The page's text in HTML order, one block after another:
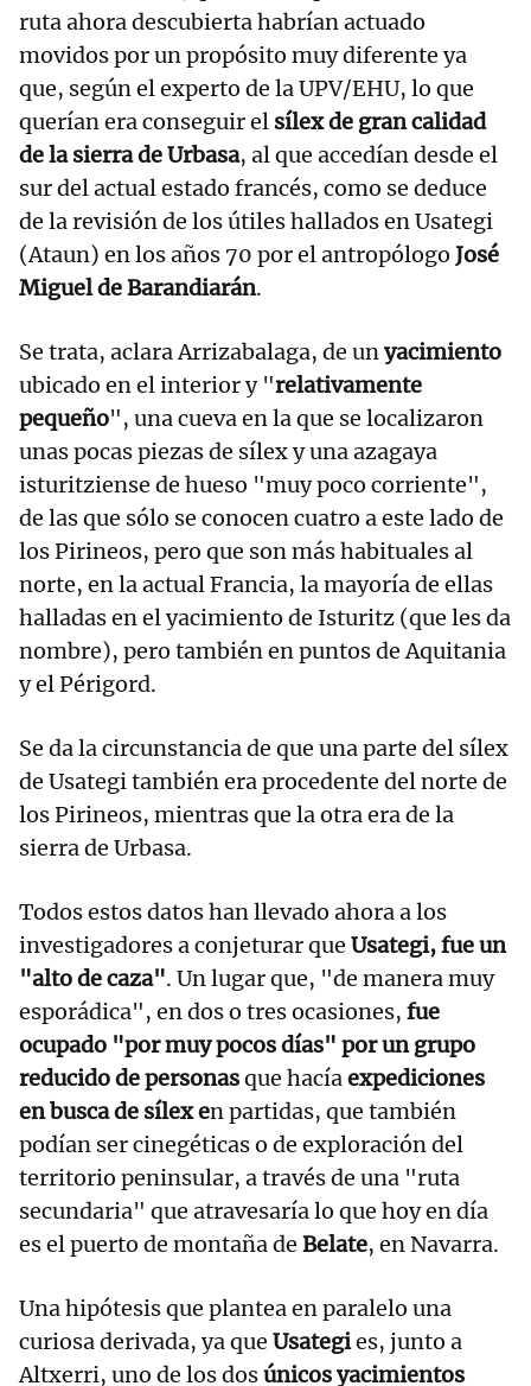
ruta ahora descubierta habrían actuado
movidos por un propósito muy diferente ya
que, según el experto de la UPV/EHU, lo que
querían era conseguir el sílex de gran calidad
de la sierra de Urbasa, al que accedían desde el
sur del actual estado francés, como se deduce
de la revisión de los útiles hallados en Usategi
(Ataun) en los años 70 por el antropólogo José
Miguel de Barandiarán.
Se trata, aclara Arrizabalaga, de unyacimiento
ubicado en el interior y "relativamente
pequeño", una cueva en la que se localizaron
unas pocas piezas de sílex y una azagaya
isturitziense de hueso "muy poco corriente",
de las que sólo se conocen cuatro a este lado de
los Pirineos, pero que son más habituales al
norte, en la actual Francia, la mayoría de ellas
halladas en el yacimiento de Isturitz (que les da
nombre), pero también en puntos de Aquitania
y el Périgord.
Se da la circunstancia de que una parte del sílex
de Usategi también era procedente del norte de
los Pirineos, mientras que la otra era de la
sierra de Urbasa.
Todos estos datos han llevado ahora a los
investigadores a conjeturar que Usategi, fue un
"alto de caza". Un lugar que, "de manera muy
esporádica", en dos o tres ocasiones, fue
ocupado "por muy pocos días" por un grupo
reducido de personasque hacíaexpediciones
en busca de sílex en partidas, que también
podían ser cinegéticas o de exploración del
territorio peninsular, a través de una "ruta
secundaria" que atravesaría lo que hoy en día
es el puerto de montaña de Belate, en Navarra.
Una hipótesis que plantea en paralelo una
curiosa derivada, ya que Usategies, junto a
Altxerri, uno de los dosúnicos yacimientos